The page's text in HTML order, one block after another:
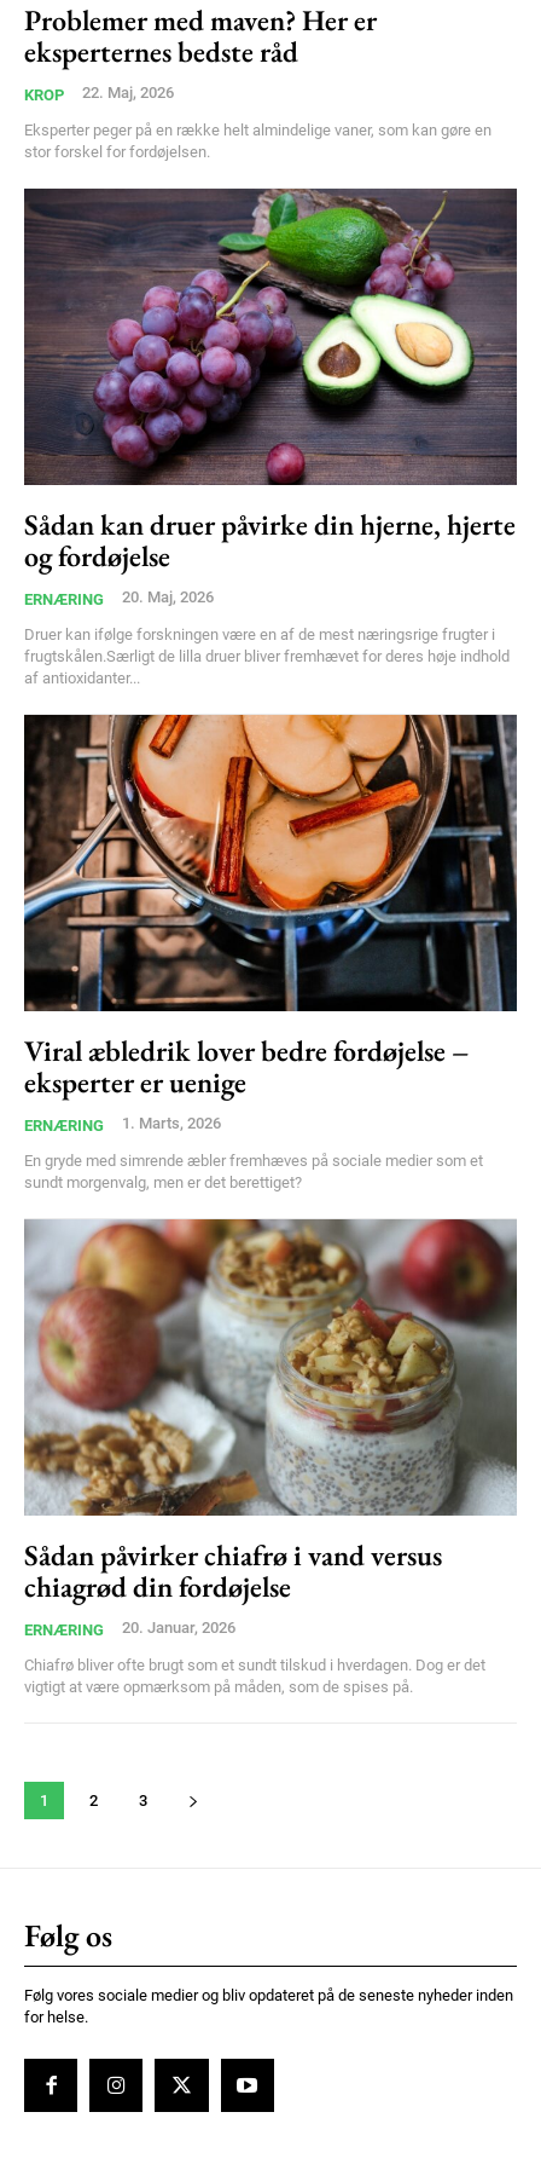
Free limited access
Gratis
Etiam est nibh, lobortis sit
Praesent euismod ac
Ut mollis pellentesque tortor
Nullam eu erat condimentum
Donec quis est ac felis
Orci varius natoque dolor
Member full access
100DKK / year
Etiam est nibh, lobortis sit
Praesent euismod ac
Ut mollis pellentesque tortor
Nullam eu erat condimentum
Donec quis est ac felis
Orci varius natoque dolor
YEARLY PRICING MONTHLY PRICING
Problemer med maven? Her er
eksperternes bedste råd
KROP 22. Maj, 2026
Eksperter peger på en række helt almindelige vaner, som kan gøre en
stor forskel for fordøjelsen.
Sådan kan druer påvirke din hjerne, hjerte
og fordøjelse
ERNÆRING 20. Maj, 2026
Druer kan ifølge forskningen være en af de mest næringsrige frugter i
frugtskålen.Særligt de lilla druer bliver fremhævet for deres høje indhold
af antioxidanter...
Viral æbledrik lover bedre fordøjelse –
eksperter er uenige
ERNÆRING 1. Marts, 2026
En gryde med simrende æbler fremhæves på sociale medier som et
sundt morgenvalg, men er det berettiget?
Sådan påvirker chiafrø i vand versus
chiagrød din fordøjelse
ERNÆRING 20. Januar, 2026
Chiafrø bliver ofte brugt som et sundt tilskud i hverdagen. Dog er det
vigtigt at være opmærksom på måden, som de spises på.
1 2 3
Følg os
Følg vores sociale medier og bliv opdateret på de seneste nyheder inden
for helse.